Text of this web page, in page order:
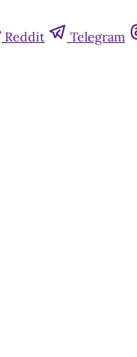
Reddit Telegram